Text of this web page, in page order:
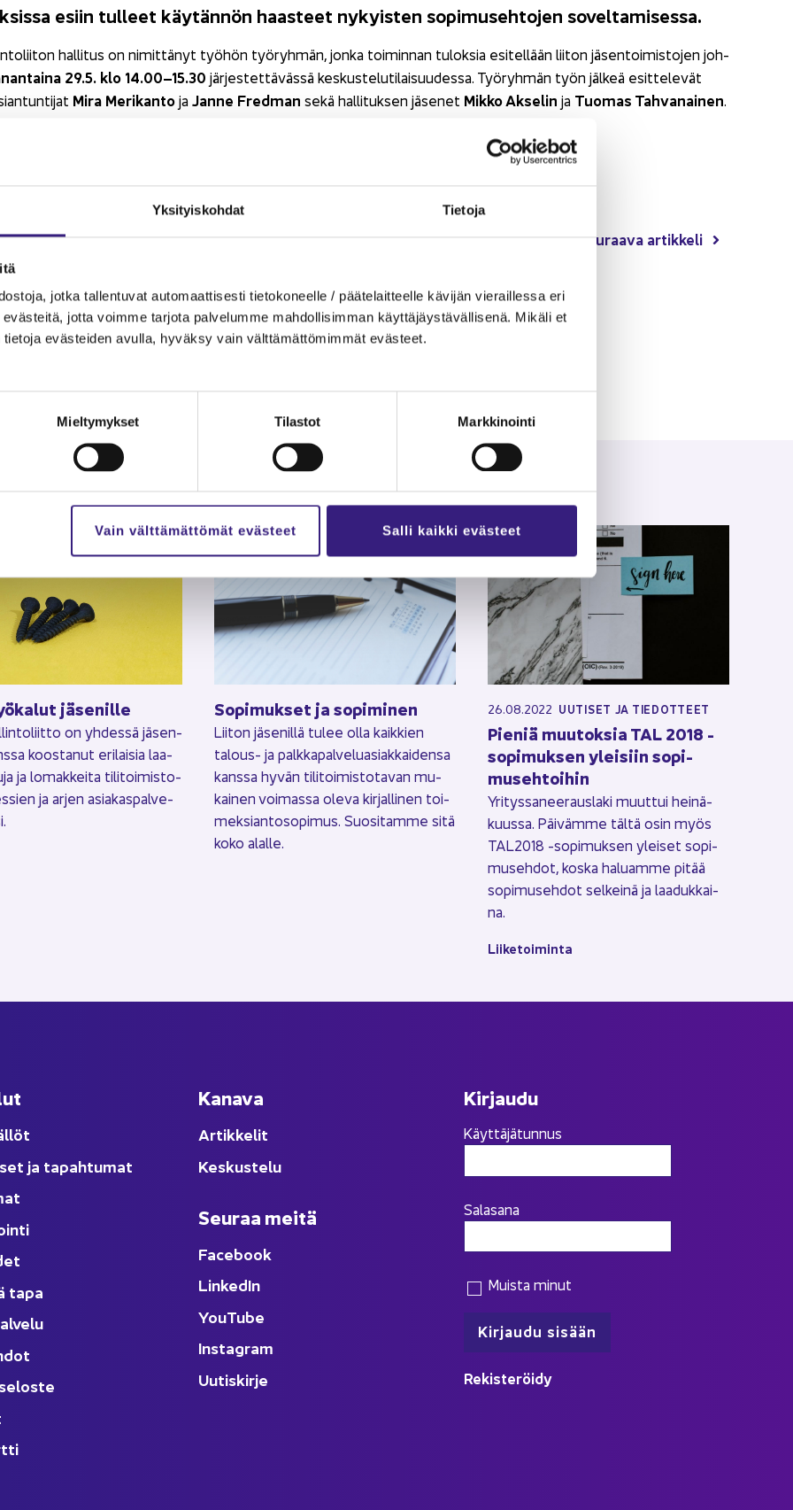
Yk­si­tyis­koh­dat Tie­to­ja
jotka tal­len­tu­vat au­to­maat­ti­ses­ti tie­to­ko­neel­le / pää­te­lait­teel­le kä­vi­jän vie­rail­les­sa eri
jotta voim­me tar­jo­ta pal­ve­lum­me mah­dol­li­sim­man käyt­tä­jäys­tä­väl­li­se­nä. Mi­kä­li et
eväs­tei­den avul­la, hy­väk­sy vain vält­tä­mät­tö­mim­mät eväs­teet.
Mieltymykset Tilastot Markkinointi
Vain välttämättömät evästeet Salli kaikki evästeet
esiin tul­leet käy­tän­nön haas­teet ny­kyis­ten so­pi­museh­to­jen so­vel­ta­mi­ses­sa.
hal­li­tus on ni­mit­tä­nyt työ­hön työ­ryh­män, jonka toi­min­nan tu­lok­sia esi­tel­lään lii­ton jä­sen­toi­mis­to­jen joh­
29.5. klo 14.00–15.30 jär­jes­tet­tä­väs­sä kes­kus­te­lu­ti­lai­suu­des­sa. Työ­ryh­män työn jäl­keä esit­te­le­vät
Mira Me­ri­kan­tojaJanne Fred­man sekä hal­li­tuk­sen jä­se­net Mikko Ak­se­lin ja Tuo­mas Tah­va­nai­nen.
mu­kaan kes­kus­te­le­maan ja vai­kut­ta­maan TAL2023-​sopimusehtojen si­säl­töön.
ar­tik­ke­li Seu­raa­va ar­tik­ke­li
jä­se­nil­le
on yh­des­sä jä­sen­
koos­ta­nut eri­lai­sia laa­
ja lo­mak­kei­ta ti­li­toi­mis­to­
ja arjen asia­kas­pal­ve­
So­pi­muk­set ja so­pi­mi­nen
Lii­ton jä­se­nil­lä tulee olla kaik­kien
talous-​ ja palk­ka­pal­ve­lua­siak­kai­den­sa
kans­sa hyvän ti­li­toi­mis­to­ta­van mu­
kai­nen voi­mas­sa oleva kir­jal­li­nen toi­
mek­sian­to­so­pi­mus. Suo­si­tam­me sitä
koko alal­le.
26.08.2022 UU­TI­SET JA TIE­DOT­TEET
Pie­niä muu­tok­sia TAL 2018 -​
sopimuksen ylei­siin so­pi­
museh­toi­hin
Yri­tys­sa­nee­raus­la­ki muut­tui hei­nä­
kuus­sa. Päi­väm­me tältä osin myös
TAL2018 -​sopimuksen ylei­set so­pi­
museh­dot, koska ha­luam­me pitää
so­pi­museh­dot sel­kei­nä ja laa­duk­kai­
na.
Lii­ke­toi­min­ta
ja ta­pah­tu­mat
tapa
Ka­na­va
Ar­tik­ke­lit
Kes­kus­te­lu
Seu­raa meitä
Face­book
Lin­ke­dIn
YouTube
Ins­ta­gram
Uu­tis­kir­je
Kir­jau­du
Käyttäjätunnus
Salasana
Muista minut
Re­kis­te­röi­dy